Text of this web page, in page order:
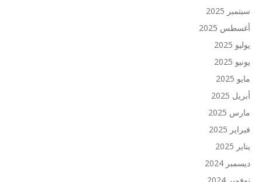
سبتمبر 2025
أغسطس 2025
يوليو 2025
يونيو 2025
مايو 2025
أبريل 2025
مارس 2025
فبراير 2025
يناير 2025
ديسمبر 2024